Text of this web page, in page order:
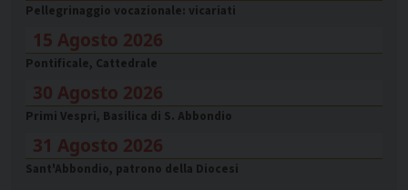
Pellegrinaggio vocazionale: vicariati
15 Agosto 2026
Pontificale, Cattedrale
30 Agosto 2026
Primi Vespri, Basilica di S. Abbondio
31 Agosto 2026
Sant'Abbondio, patrono della Diocesi